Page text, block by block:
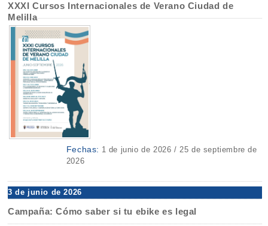
XXXI Cursos Internacionales de Verano Ciudad de
Melilla
Fechas: 1 de junio de 2026 / 25 de septiembre de
2026
3 de junio de 2026
Campaña: Cómo saber si tu ebike es legal